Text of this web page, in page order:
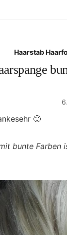
Haarstab
🙂
bunte